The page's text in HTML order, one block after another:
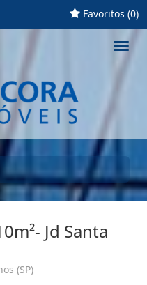
Favoritos (0)
Jd Santa
(SP)